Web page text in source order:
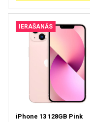
IERAŠANĀS
iPhone 13 128GB Pink